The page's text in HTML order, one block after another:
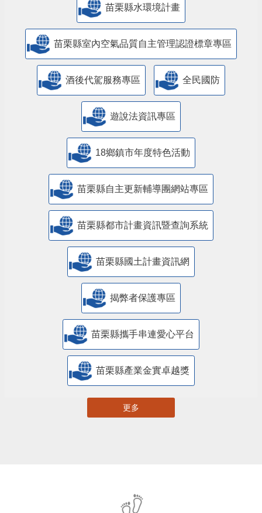
苗栗縣水環境計畫
苗栗縣室內空氣品質自主管理認證標章專區
酒後代駕服務專區 全民國防
遊說法資訊專區
18鄉鎮市年度特色活動
苗栗縣自主更新輔導團網站專區
苗栗縣都市計畫資訊暨查詢系統
苗栗縣國土計畫資訊網
揭弊者保護專區
苗栗縣攜手串連愛心平台
苗栗縣產業金實卓越獎
更多